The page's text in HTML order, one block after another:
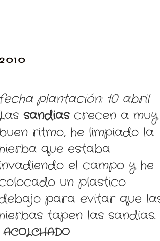
2010
fecha plantación: 10 abril
sandiascrecen a muy
ritmo, he limpiado la
que estaba
el campo y he
un plastico
para evitar que
tapen las sandias.
ACOLCHADO